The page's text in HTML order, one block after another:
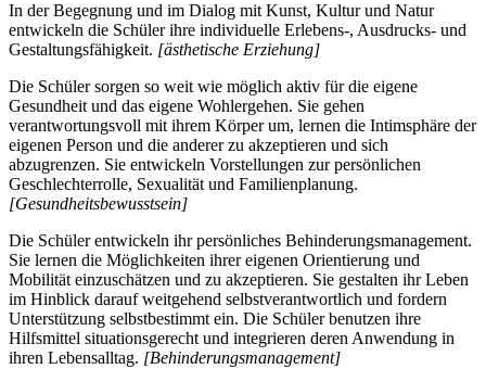
In der Begegnung und im Dialog mit Kunst, Kultur und Natur
entwickeln die Schüler ihre individuelle Erlebens-, Ausdrucks- und
Gestaltungsfähigkeit. [ästhetische Erziehung]
Die Schüler sorgen so weit wie möglich aktiv für die eigene
Gesundheit und das eigene Wohlergehen. Sie gehen
verantwortungsvoll mit ihrem Körper um, lernen die Intimsphäre der
eigenen Person und die anderer zu akzeptieren und sich
abzugrenzen. Sie entwickeln Vorstellungen zur persönlichen
Geschlechterrolle, Sexualität und Familienplanung.
[Gesundheitsbewusstsein]
Die Schüler entwickeln ihr persönliches Behinderungsmanagement.
Sie lernen die Möglichkeiten ihrer eigenen Orientierung und
Mobilität einzuschätzen und zu akzeptieren. Sie gestalten ihr Leben
im Hinblick darauf weitgehend selbstverantwortlich und fordern
Unterstützung selbstbestimmt ein. Die Schüler benutzen ihre
Hilfsmittel situationsgerecht und integrieren deren Anwendung in
ihren Lebensalltag. [Behinderungsmanagement]